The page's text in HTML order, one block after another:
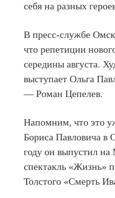
себя на разных
В пресс-службе
что репетиции
середины августа.
выступает Ольга
— Роман Цепелев.
Напомним, что это
Бориса Павловича в
году он выпустил на
спектакль «Жизнь»
Толстого «Смерть